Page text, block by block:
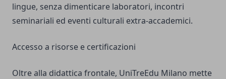
lingue, senza dimenticare laboratori, incontri
seminariali ed eventi culturali extra-accademici.
Accesso a risorse e certificazioni
Oltre alla didattica frontale, UniTreEdu Milano mette